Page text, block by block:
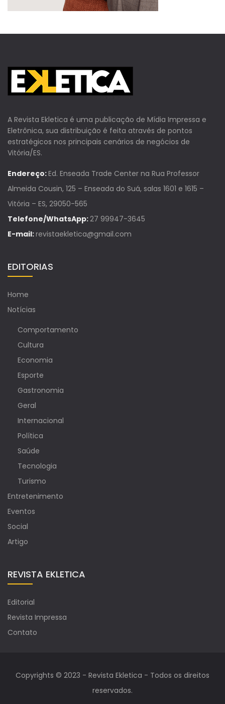
A Revista Ekletica é uma publicação de Mídia Impressa e
Eletrônica, sua distribuição é feita através de pontos
estratégicos nos principais cenários de negócios de
Vitória/ES.
Endereço:Ed. Enseada Trade Center na Rua Professor
Almeida Cousin, 125 – Enseada do Suá, salas 1601 e 1615 –
Vitória – ES, 29050-565
Telefone/WhatsApp:27 99947-3645
E-mail:revistaekletica@gmail.com
EDITORIAS
Home
Notícias
Comportamento
Cultura
Economia
Esporte
Gastronomia
Geral
Internacional
Política
Saúde
Tecnologia
Turismo
Entretenimento
Eventos
Social
Artigo
REVISTA EKLETICA
Editorial
Revista Impressa
Contato
Copyrights © 2023 - Revista Ekletica - Todos os direitos
reservados.